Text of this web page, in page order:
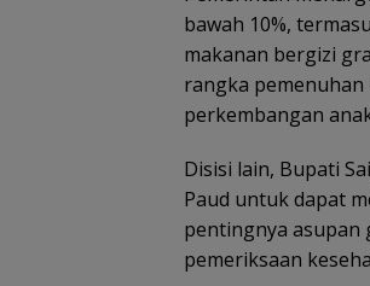
bawah 10%,
makanan bergizi
rangka
perkembangan
Disisi lain, Bupati
Paud untuk dapat
pentingnya asupan
pemeriksaan